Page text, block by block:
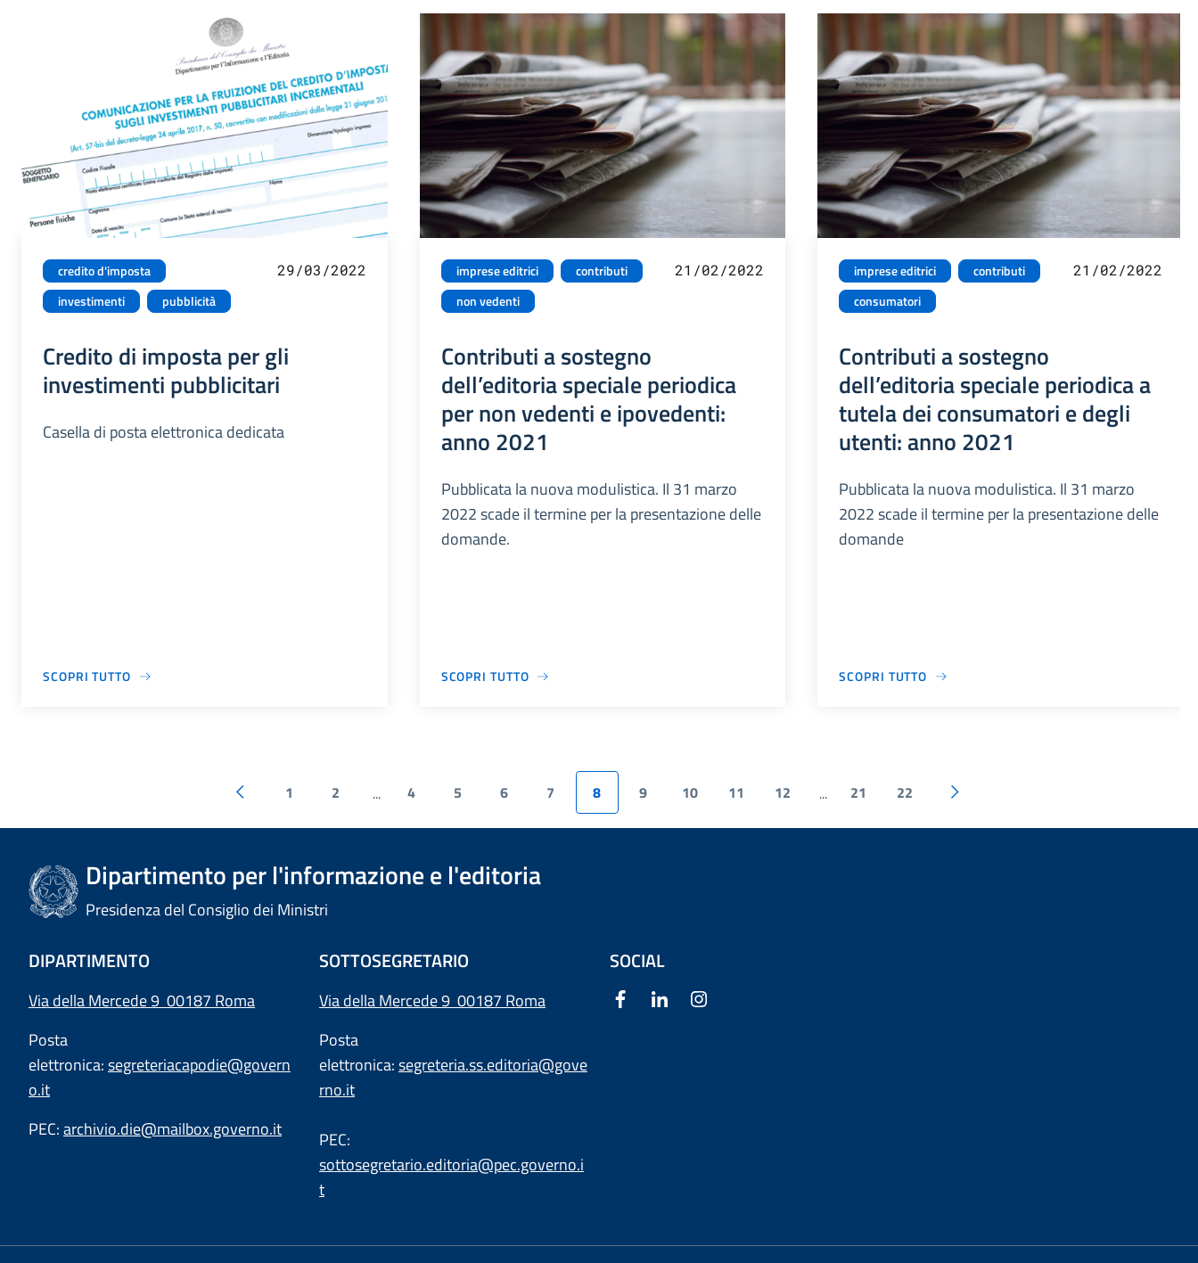
credito d'imposta
investimenti
pubblicità
29/03/2022
Credito di imposta per gli
investimenti pubblicitari
Casella di posta elettronica dedicata
SCOPRI TUTTO
imprese editrici
contributi
non vedenti
21/02/2022
Contributi a sostegno
dell’editoria speciale periodica
per non vedenti e ipovedenti:
anno 2021
Pubblicata la nuova modulistica. Il 31 marzo
2022 scade il termine per la presentazione delle
domande.
SCOPRI TUTTO
imprese editrici
contributi
consumatori
21/02/2022
Contributi a sostegno
dell’editoria speciale periodica a
tutela dei consumatori e degli
utenti: anno 2021
Pubblicata la nuova modulistica. Il 31 marzo
2022 scade il termine per la presentazione delle
domande
SCOPRI TUTTO
1 2 ... 4 5 6 7 8 9 10 11 12 ... 21 22
Dipartimento per l'informazione e l'editoria
Presidenza del Consiglio dei Ministri
DIPARTIMENTO
Via della Mercede 9 00187 Roma
Posta
elettronica:segreteriacapodie@govern
o.it
PEC:archivio.die@mailbox.governo.it
SOTTOSEGRETARIO
Via della Mercede 9 00187 Roma
Posta
elettronica:segreteria.ss.editoria@gove
rno.it
PEC:
sottosegretario.editoria@pec.governo.i
t
SOCIAL